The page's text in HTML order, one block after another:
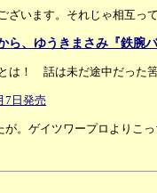
ざいます。それじゃ相互っ
ら、ゆうきまさみ『鉄腕
！ 話は未だ途中だった
7日発売
。ゲイツワープロよりこっ